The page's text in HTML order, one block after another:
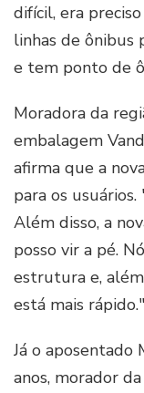
difícil, era
linhas de ônibus
e tem ponto de
Moradora da
embalagem
afirma que a
para os
Além disso, a
posso vir a pé.
estrutura e,
está mais rápido."
Já o aposentado
anos, morador